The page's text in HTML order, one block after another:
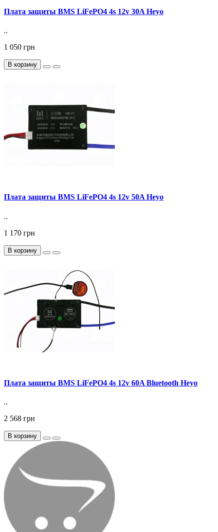
Плата защиты BMS LiFePO4 4s 12v 30A Heyo
..
1 050 грн
В корзину
Плата защиты BMS LiFePO4 4s 12v 50A Heyo
..
1 170 грн
В корзину
Плата защиты BMS LiFePO4 4s 12v 60A Bluetooth Heyo
..
2 568 грн
В корзину